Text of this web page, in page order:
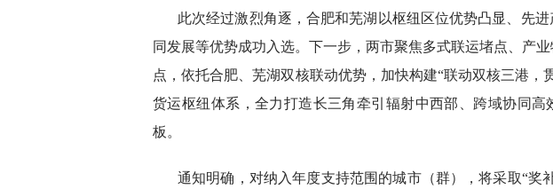
此次经过激烈角逐，合肥和芜湖以枢纽区位优势凸显、先
同发展等优势成功入选。下一步，两市聚焦多式联运堵点、产
点，依托合肥、芜湖双核联动优势，加快构建“联动双核三港，
货运枢纽体系，全力打造长三角牵引辐射中西部、跨域协同高
板。
通知明确，对纳入年度支持范围的城市（群），将采取“奖